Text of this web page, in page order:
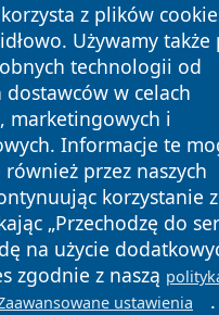
z plików
Używamy
technologii od
dostawców w celach
marketingowych i
Informacje te
przez naszych
korzystanie
„Przechodzę do
na użycie
zgodnie z naszą
ustawienia .
Wszystkie
Polityka
Prywatności